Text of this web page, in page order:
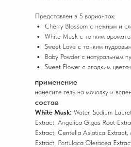
Представлен в 5 вариантах:
Cherry Blossom с нежным и
White Musk с тонким
Sweet Love с тонким
Baby Powder с натуральным
Sweet Flower с сладким
применение
нанесите гель на мочалку и
состав
White Musk: Water, Sodium
Extract, Ang elica Gigas Root
Extract, Centella Asiatica Extract,
Extract, Portulaca Oleracea